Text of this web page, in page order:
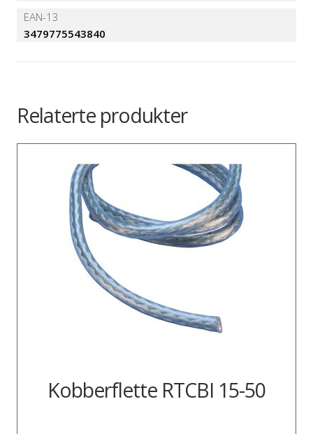
EAN-13
3479775543840
Relaterte produkter
Kobberflette RTCBI 15-50